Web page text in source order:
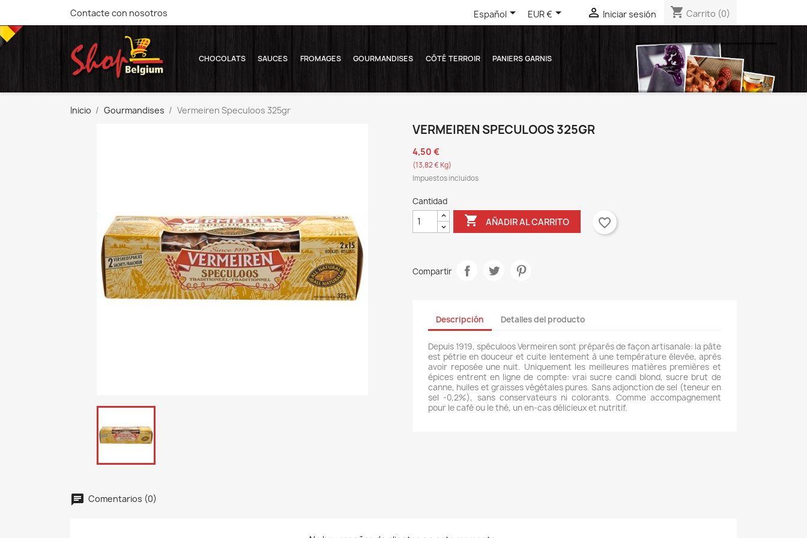
Contacte con nosotros Español EUR €  Iniciar sesión shopping_cart Carrito (0)
CHOCOLATS SAUCES FROMAGES GOURMANDISES CÔTÉ TERROIR PANIERS GARNIS
Inicio Gourmandises Vermeiren Speculoos 325gr
VERMEIREN SPECULOOS 325GR
4,50 €
(13,82 € Kg)
Impuestos incluidos
Cantidad
 AÑADIR AL CARRITO favorite_border
Compartir
Descripción Detalles del producto
Depuis 1919, spéculoos Vermeiren sont préparés de façon artisanale: la pâte
est pétrie en douceur et cuite lentement à une température élevée, après
avoir reposée une nuit. Uniquement les meilleures matières premières et
épices entrent en ligne de compte: vrai sucre candi blond, sucre brut de
canne, huiles et graisses végétales pures. Sans adjonction de sel (teneur en
sel -0,2%), sans conservateurs ni colorants. Comme accompagnement
pour le café ou le thé, un en-cas délicieux et nutritif.
Comentarios (0)